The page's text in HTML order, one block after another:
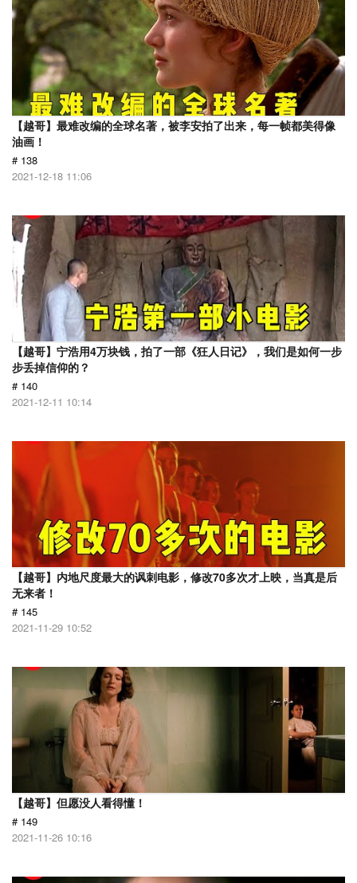
【越哥】最难改编的全球名著，被李安拍了出来，每一帧都美得像
油画！
# 138
2021-12-18 11:06
【越哥】宁浩用4万块钱，拍了一部《狂人日记》，我们是如何一步
步丢掉信仰的？
# 140
2021-12-11 10:14
【越哥】内地尺度最大的讽刺电影，修改70多次才上映，当真是后
无来者！
# 145
2021-11-29 10:52
【越哥】但愿没人看得懂！
# 149
2021-11-26 10:16